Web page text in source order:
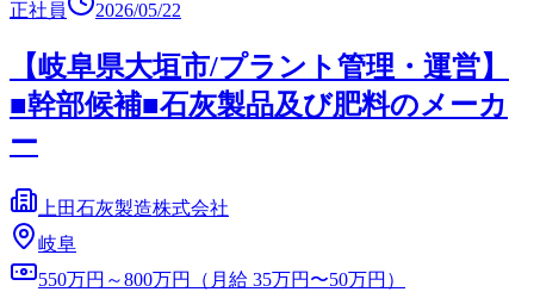
正社員 2026/05/22
【岐阜県大垣市/プラント管理・運営】
■幹部候補■石灰製品及び肥料のメーカ
ー
上田石灰製造株式会社
岐阜
550万円～800万円（月給 35万円〜50万円）